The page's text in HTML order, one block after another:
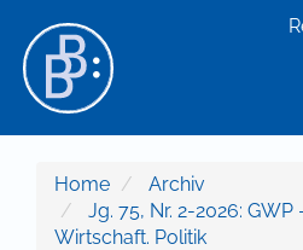
Hauptinhalt
Sidebar
Home
Archiv
Jg. 75, Nr. 2-2026: GWP
Wirtschaft. Politik